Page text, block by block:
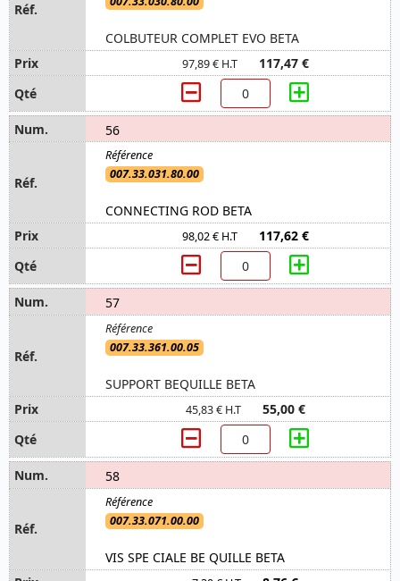
COLBUTEUR COMPLET EVO BETA
97,89 € H.T 117,47 €
56
007.33.031.80.00
CONNECTING ROD BETA
98,02 € H.T 117,62 €
57
007.33.361.00.05
SUPPORT BEQUILLE BETA
45,83 € H.T 55,00 €
58
007.33.071.00.00
VIS SPE CIALE BE QUILLE BETA